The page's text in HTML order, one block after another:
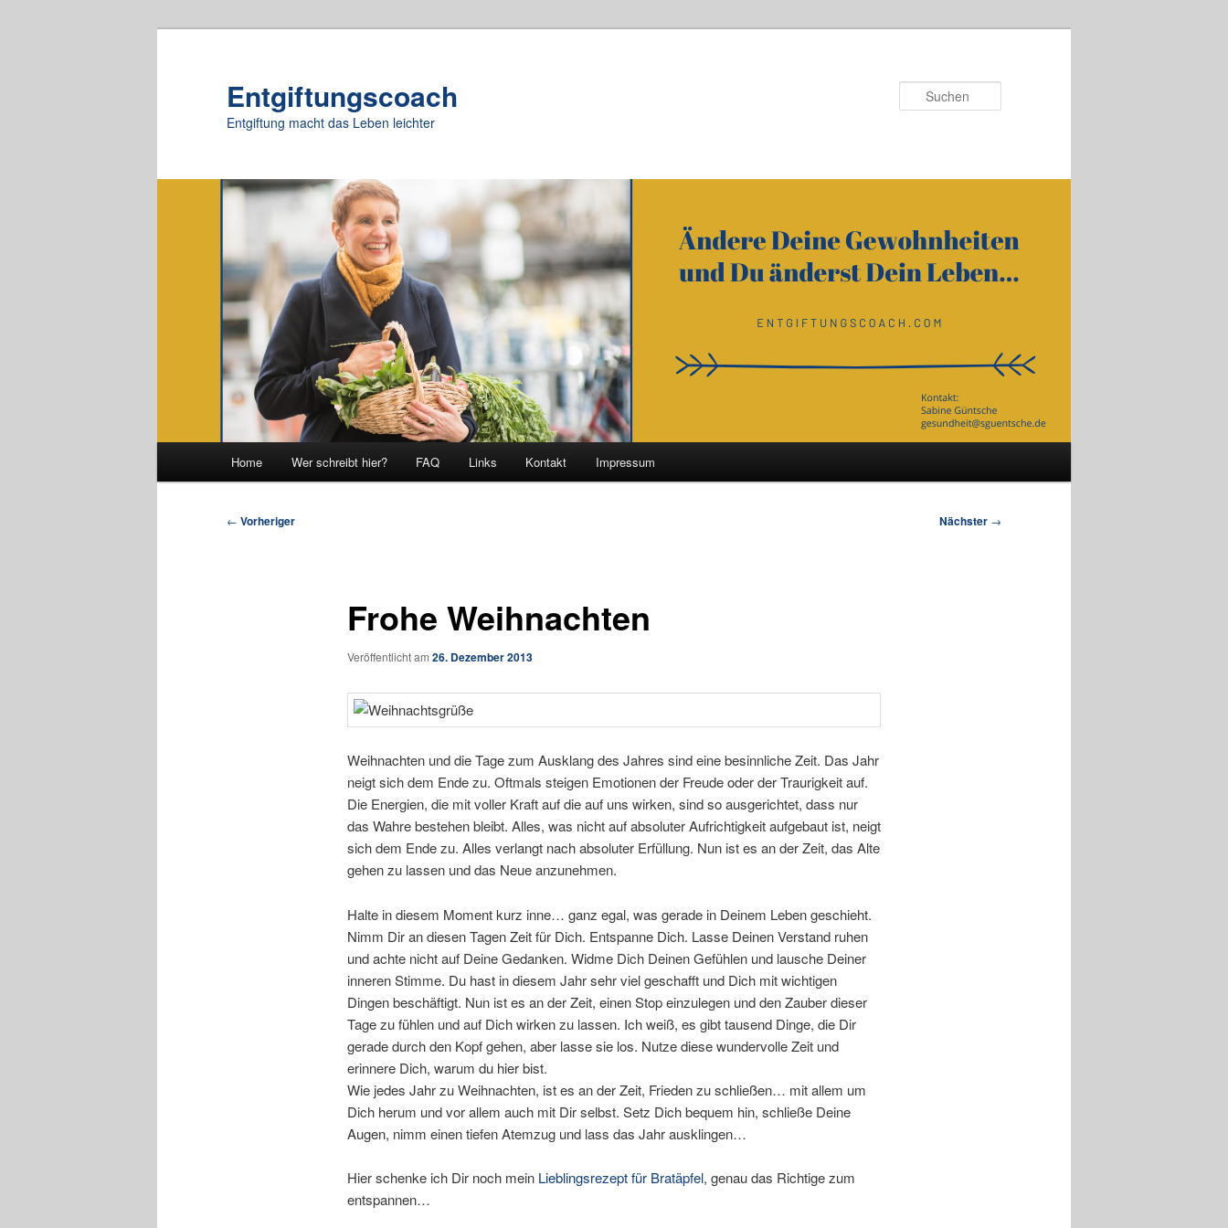
Entgiftungscoach
Entgiftung macht das Leben leichter
Home Wer schreibt hier? FAQ Links Kontakt Impressum
Beitragsnavigation
← Vorheriger Nächster →
Frohe Weihnachten
Veröffentlicht am 26. Dezember 2013
Weihnachten und die Tage zum Ausklang des Jahres sind eine besinnliche Zeit. Das Jahr
neigt sich dem Ende zu. Oftmals steigen Emotionen der Freude oder der Traurigkeit auf.
Die Energien, die mit voller Kraft auf die auf uns wirken, sind so ausgerichtet, dass nur
das Wahre bestehen bleibt. Alles, was nicht auf absoluter Aufrichtigkeit aufgebaut ist, neigt
sich dem Ende zu. Alles verlangt nach absoluter Erfüllung. Nun ist es an der Zeit, das Alte
gehen zu lassen und das Neue anzunehmen.
Halte in diesem Moment kurz inne… ganz egal, was gerade in Deinem Leben geschieht.
Nimm Dir an diesen Tagen Zeit für Dich. Entspanne Dich. Lasse Deinen Verstand ruhen
und achte nicht auf Deine Gedanken. Widme Dich Deinen Gefühlen und lausche Deiner
inneren Stimme. Du hast in diesem Jahr sehr viel geschafft und Dich mit wichtigen
Dingen beschäftigt. Nun ist es an der Zeit, einen Stop einzulegen und den Zauber dieser
Tage zu fühlen und auf Dich wirken zu lassen. Ich weiß, es gibt tausend Dinge, die Dir
gerade durch den Kopf gehen, aber lasse sie los. Nutze diese wundervolle Zeit und
erinnere Dich, warum du hier bist.
Wie jedes Jahr zu Weihnachten, ist es an der Zeit, Frieden zu schließen… mit allem um
Dich herum und vor allem auch mit Dir selbst. Setz Dich bequem hin, schließe Deine
Augen, nimm einen tiefen Atemzug und lass das Jahr ausklingen…
Hier schenke ich Dir noch mein Lieblingsrezept für Bratäpfel, genau das Richtige zum
entspannen…